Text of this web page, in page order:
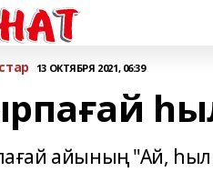
13 ОКТЯБРЯ 2021, 06:39
айының "Ай,